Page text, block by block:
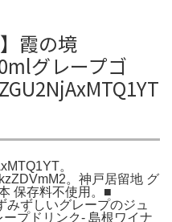
霞の境
グレープゴ
。
。神戸居留地 グ
保存料不使用。■
みずしいグレープのジュ
プドリンク- 島根ワイナ